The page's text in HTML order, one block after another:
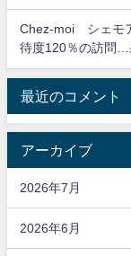
Chez-moi シェモ
待度120％の訪問…
最近のコメント
アーカイブ
2026年7月
2026年6月